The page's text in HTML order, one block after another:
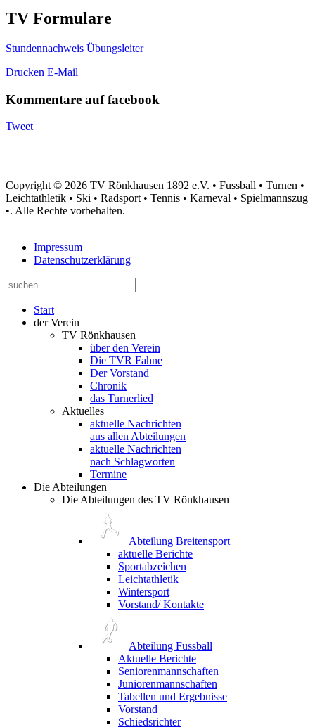
TV Formulare
Stundennachweis Übungsleiter
Drucken E-Mail
Kommentare auf facebook
Tweet
Copyright © 2026 TV Rönkhausen 1892 e.V. • Fussball • Turnen •
Leichtathletik • Ski • Radsport • Tennis • Karneval • Spielmannszug
•. Alle Rechte vorbehalten.
Impressum
Datenschutzerklärung
Start
der Verein
TV Rönkhausen
über den Verein
Die TVR Fahne
Der Vorstand
Chronik
das Turnerlied
Aktuelles
aktuelle Nachrichten
aus allen Abteilungen
aktuelle Nachrichten
nach Schlagworten
Termine
Die Abteilungen
Die Abteilungen des TV Rönkhausen
Abteilung Breitensport
aktuelle Berichte
Sportabzeichen
Leichtathletik
Wintersport
Vorstand/ Kontakte
Abteilung Fussball
Aktuelle Berichte
Seniorenmannschaften
Juniorenmannschaften
Tabellen und Ergebnisse
Vorstand
Schiedsrichter